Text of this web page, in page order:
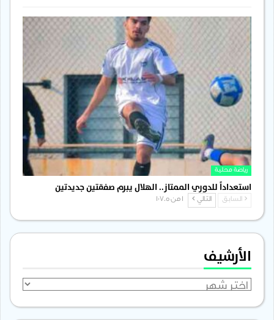
رياضة محلية
استعداداً للدوري الممتاز.. الهلال يبرم صفقتين جديدتين
السابق التالي
الأرشيف
الأرشيف